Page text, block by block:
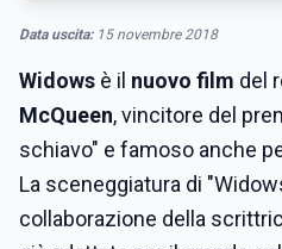
Data uscita:15 novembre 2018
Widows è il nuovo film del
McQueen, vincitore del
schiavo" e famoso anche
La sceneggiatura di
collaborazione della